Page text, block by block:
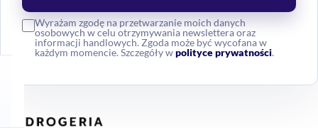
Wyrażam zgodę na przetwarzanie moich danych
osobowych w celu otrzymywania newslettera oraz
informacji handlowych. Zgoda może być wycofana w
każdym momencie. Szczegóły wpolityce prywatności.